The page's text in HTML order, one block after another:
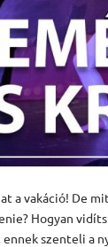
a vakáció! De
Hogyan
szenteli a